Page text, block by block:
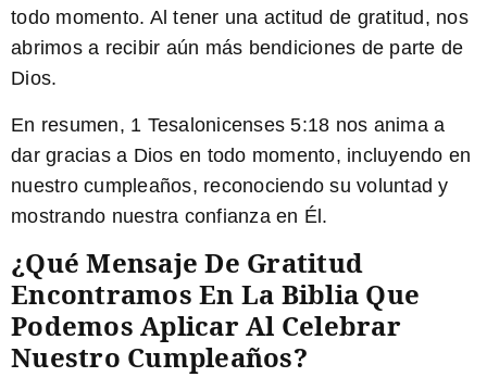
todo momento. Al tener una actitud de gratitud, nos
abrimos a recibir aún más bendiciones de parte de
Dios.
En resumen, 1 Tesalonicenses 5:18 nos anima a
dar gracias a Dios en todo momento, incluyendo en
nuestro cumpleaños, reconociendo su voluntad y
mostrando nuestra confianza en Él.
¿Qué Mensaje De Gratitud
Encontramos En La Biblia Que
Podemos Aplicar Al Celebrar
Nuestro Cumpleaños?